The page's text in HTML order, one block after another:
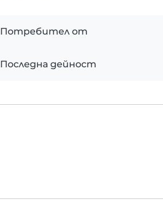
Потребител от
Последна дейност